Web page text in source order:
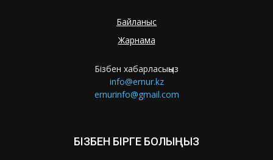
Байланыс
Жарнама
Бізбен хабарласыңыз
info@ernur.kz
ernurinfo@gmail.com
БІЗБЕН БІРГЕ БОЛЫҢЫЗ